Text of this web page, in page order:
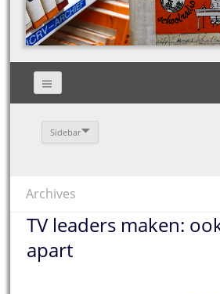
Sidebar
Archives
TV leaders maken:
apart